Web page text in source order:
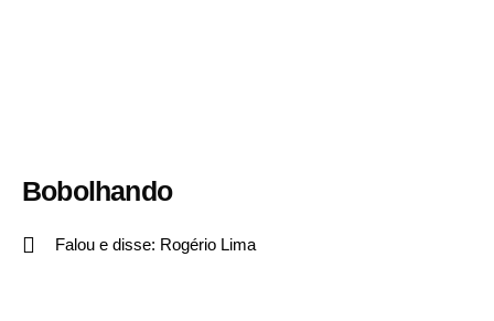
Bobolhando
Falou e disse: Rogério Lima